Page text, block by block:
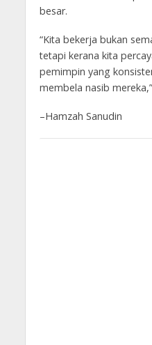
besar.
“Kita bekerja bukan
tetapi kerana kita
pemimpin yang
membela nasib
–Hamzah Sanudin